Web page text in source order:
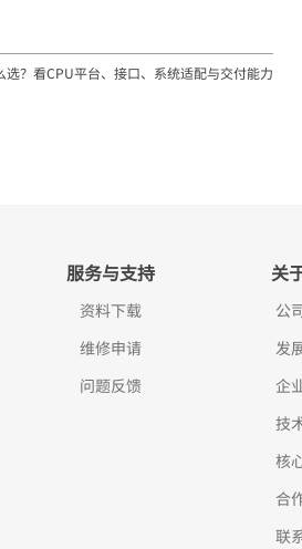
选？看CPU平台、接口、系统适配与交付能力
服务与支持
资料下载
维修申请
问题反馈
关
公
发
企
技
核
合
联